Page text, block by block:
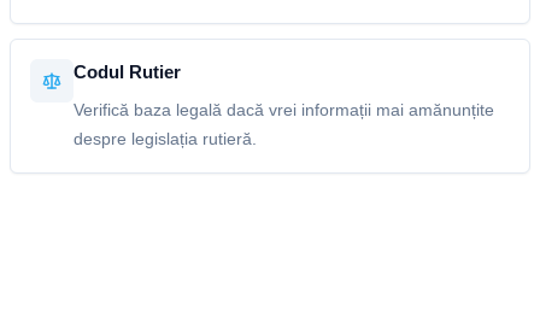
Codul Rutier
Verifică baza legală dacă vrei informații mai amănunțite
despre legislația rutieră.